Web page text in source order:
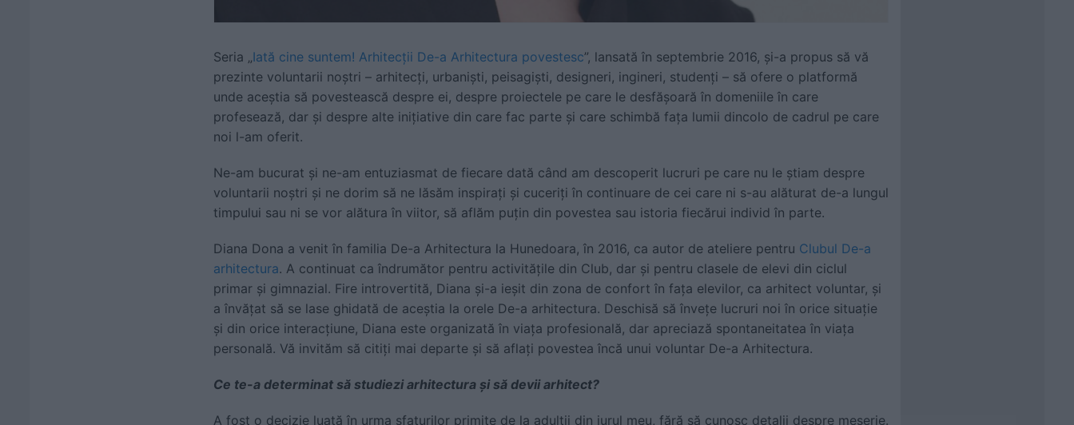
Seria „Iată cine suntem! Arhitecţii De-a Arhitectura povestesc”, lansată în septembrie 2016, și-a propus să vă
prezinte voluntarii noștri – arhitecţi, urbanişti, peisagişti, designeri, ingineri, studenţi – să ofere o platformă
unde aceștia să povestească despre ei, despre proiectele pe care le desfășoară în domeniile în care
profesează, dar şi despre alte iniţiative din care fac parte şi care schimbă faţa lumii dincolo de cadrul pe care
noi l-am oferit.
Ne-am bucurat şi ne-am entuziasmat de fiecare dată când am descoperit lucruri pe care nu le ştiam despre
voluntarii noştri şi ne dorim să ne lăsăm inspiraţi şi cuceriţi în continuare de cei care ni s-au alăturat de-a lungul
timpului sau ni se vor alătura în viitor, să aflăm puţin din povestea sau istoria fiecărui individ în parte.
Diana Dona a venit în familia De-a Arhitectura la Hunedoara, în 2016, ca autor de ateliere pentru Clubul De-a
arhitectura. A continuat ca îndrumător pentru activitățile din Club, dar și pentru clasele de elevi din ciclul
primar și gimnazial. Fire introvertită, Diana și-a ieșit din zona de confort în fața elevilor, ca arhitect voluntar, și
a învățat să se lase ghidată de aceștia la orele De-a arhitectura. Deschisă să învețe lucruri noi în orice situație
și din orice interacțiune, Diana este organizată în viața profesională, dar apreciază spontaneitatea în viața
personală. Vă invităm să citiţi mai departe şi să aflaţi povestea încă unui voluntar De-a Arhitectura.
Ce te-a determinat să studiezi arhitectura şi să devii arhitect?
A fost o decizie luată în urma sfaturilor primite de la adulții din jurul meu, fără să cunosc detalii despre meserie.